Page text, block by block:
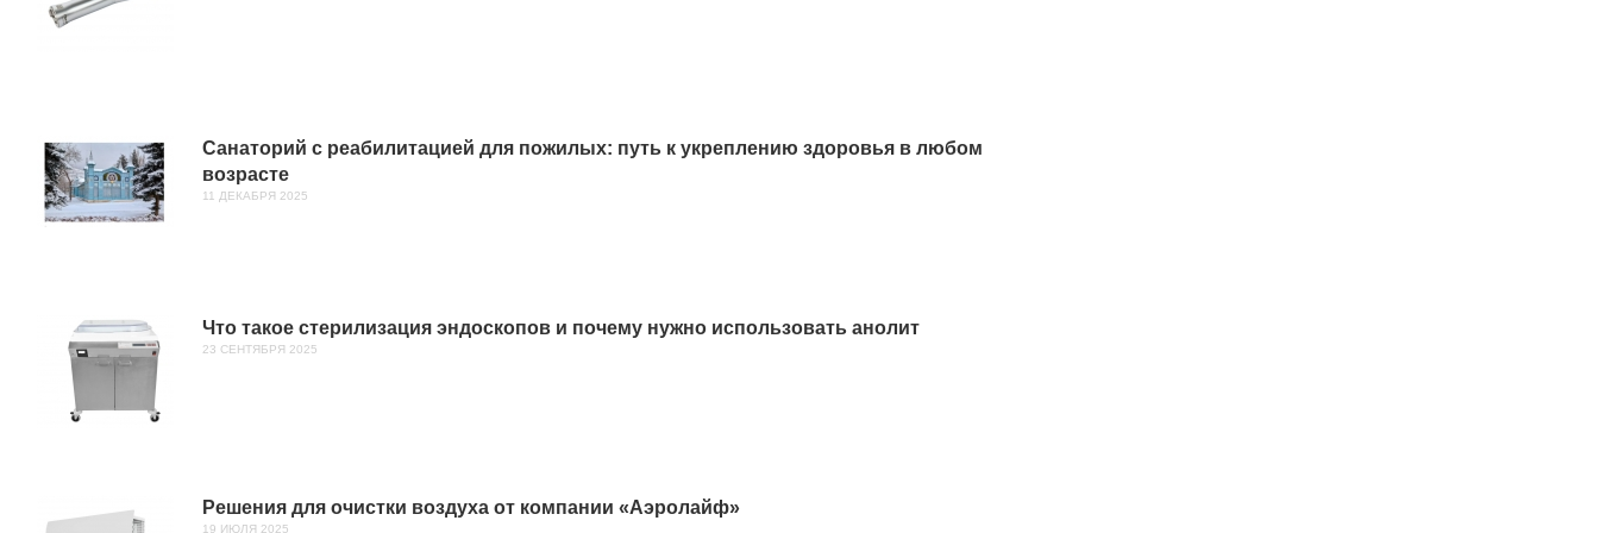
Санаторий с реабилитацией для пожилых: путь к укреплению здоровья в любом
возрасте
11 ДЕКАБРЯ 2025
Что такое стерилизация эндоскопов и почему нужно использовать анолит
23 СЕНТЯБРЯ 2025
Решения для очистки воздуха от компании «Аэролайф»
19 ИЮЛЯ 2025